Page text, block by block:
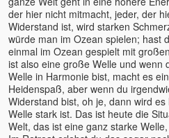
Jim Newman
Jörg Wedereit
John David
John de Ruiter
Jürgen Hummes - die
Spirebos
Kareem & Pratibha
Karim
der hier nicht mitmacht, jeder, der
Widerstand ist, wird starken
würde man im Ozean spielen; hast
einmal im Ozean gespielt mit
ist also eine große Welle und wenn
Welle in Harmonie bist, macht es
Heidenspaß, aber wenn du
Widerstand bist, oh je, dann wird
Welle stark ist. Das ist heute die
Welt, das ist eine ganz starke